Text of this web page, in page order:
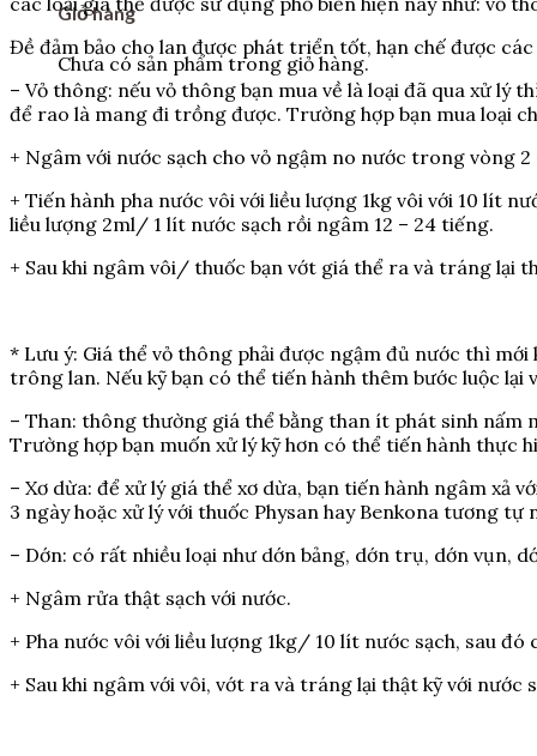
Giỏ hàng
Chưa có sản phẩm trong giỏ hàng.
Đề đảm bảo cho lan được phát triển tốt, hạn chế được
– Vỏ thông: nếu vỏ thông bạn mua về là loại đã qua xử
để rao là mang đi trồng được. Trường hợp bạn mua loại
+ Ngâm với nước sạch cho vỏ ngậm no nước trong vòng
+ Tiến hành pha nước vôi với liều lượng 1kg vôi với 10 lít
liều lượng 2ml/ 1 lít nước sạch rồi ngâm 12 – 24 tiếng.
+ Sau khi ngâm vôi/ thuốc bạn vớt giá thể ra và tráng lại
* Lưu ý: Giá thể vỏ thông phải được ngậm đủ nước thì
trông lan. Nếu kỹ bạn có thể tiến hành thêm bước luộc
– Than: thông thường giá thể bằng than ít phát sinh nấm
Trường hợp bạn muốn xử lý kỹ hơn có thể tiến hành thực
– Xơ dừa: để xử lý giá thể xơ dừa, bạn tiến hành ngâm xả
3 ngày hoặc xử lý với thuốc Physan hay Benkona tương
– Dớn: có rất nhiều loại như dớn bảng, dớn trụ, dớn vụn,
+ Ngâm rửa thật sạch với nước.
+ Pha nước vôi với liều lượng 1kg/ 10 lít nước sạch, sau
+ Sau khi ngâm với vôi, vớt ra và tráng lại thật kỹ với